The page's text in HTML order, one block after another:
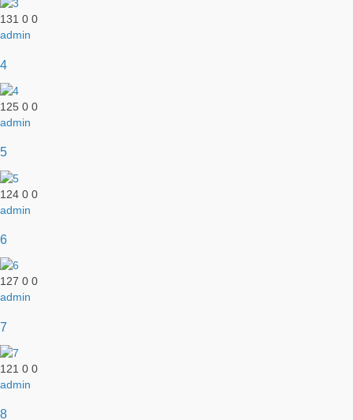
131 0 0
admin
4
125 0 0
admin
5
124 0 0
admin
6
127 0 0
admin
7
121 0 0
admin
8